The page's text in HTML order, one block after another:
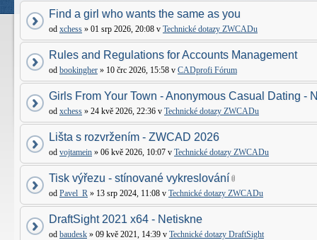
Find a girl who wants the same as you
od xchess » 01 srp 2026, 20:08 v Technické dotazy ZWCADu
Rules and Regulations for Accounts Management
od bookingher » 10 črc 2026, 15:58 v CADprofi Fórum
Girls From Your Town - Anonymous Casual Dating -
od xchess » 24 kvě 2026, 22:36 v Technické dotazy ZWCADu
Lišta s rozvržením - ZWCAD 2026
od vojtamein » 06 kvě 2026, 10:07 v Technické dotazy ZWCADu
Tisk výřezu - stínované vykreslování
od Pavel_R » 13 srp 2024, 11:08 v Technické dotazy ZWCADu
DraftSight 2021 x64 - Netiskne
od baudesk » 09 kvě 2021, 14:39 v Technické dotazy DraftSight